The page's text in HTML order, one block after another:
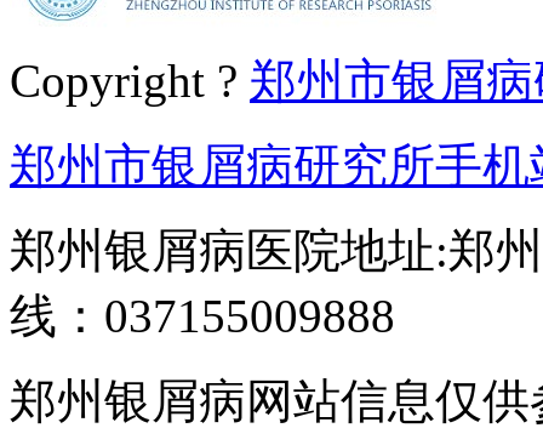
Copyright ? 郑州市银屑
郑州市银屑病研究所手机
郑州银屑病医院地址:郑
线：037155009888
郑州银屑病网站信息仅